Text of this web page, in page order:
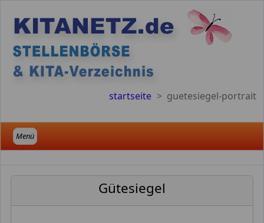
startseite guetesiegel-portrait
Menü
Gütesiegel